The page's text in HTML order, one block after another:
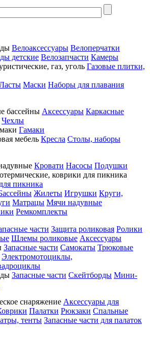
Велоаксессуары Велоперчатки
детские Велозапчасти Камеры
газ, уголь Газовые плитки,
Маски Наборы для плавания
бассейны Аксессуары Каркасные
Чехлы
Гамаки
мебель Кресла Столы, наборы
Кровати Насосы Подушки
коврики для пикника
пикника
Жилеты Игрушки Круги,
Матрацы Мячи надувные
Ремкомплекты
части Защита роликовая Ролики
Шлемы роликовые Аксессуары
Запасные части Самокаты Трюковые
Электромотоциклы,
Запасные части Скейтборды Мини-
снаряжение Аксессуары для
Палатки Рюкзаки Спальные
тенты Запасные части для палаток